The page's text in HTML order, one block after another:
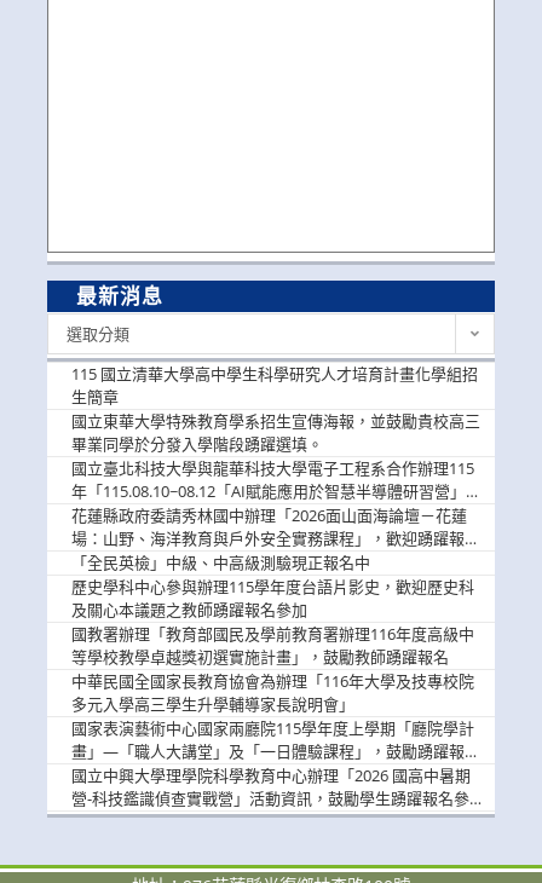
最新消息
選取分類
115 國立清華大學高中學生科學研究人才培育計畫化學組招
生簡章
國立東華大學特殊教育學系招生宣傳海報，並鼓勵貴校高三
畢業同學於分發入學階段踴躍選填。
國立臺北科技大學與龍華科技大學電子工程系合作辦理115
年「115.08.10~08.12「AI賦能應用於智慧半導體研習營」，
歡迎學生踴躍報名參加
花蓮縣政府委請秀林國中辦理「2026面山面海論壇－花蓮
場：山野、海洋教育與戶外安全實務課程」，歡迎踴躍報名
參加
「全民英檢」中級、中高級測驗現正報名中
歷史學科中心參與辦理115學年度台語片影史，歡迎歷史科
及關心本議題之教師踴躍報名參加
國教署辦理「教育部國民及學前教育署辦理116年度高級中
等學校教學卓越獎初選實施計畫」，鼓勵教師踴躍報名
中華民國全國家長教育協會為辦理「116年大學及技專校院
多元入學高三學生升學輔導家長說明會」
國家表演藝術中心國家兩廳院115學年度上學期「廳院學計
畫」—「職人大講堂」及「一日體驗課程」，鼓勵踴躍報名
參與。
國立中興大學理學院科學教育中心辦理「2026 國高中暑期
營-科技鑑識偵查實戰營」活動資訊，鼓勵學生踴躍報名參
加。